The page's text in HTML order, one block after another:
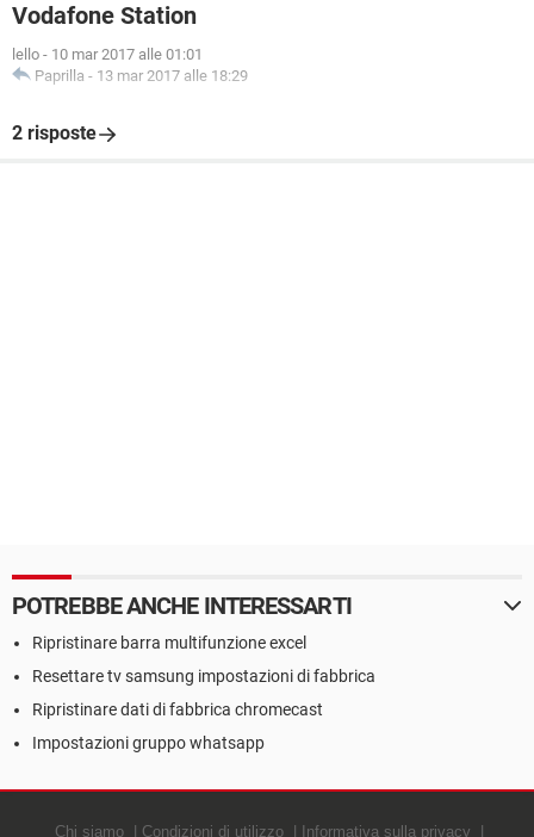
Vodafone Station
lello - 10 mar 2017 alle 01:01
Paprilla - 13 mar 2017 alle 18:29
2 risposte
POTREBBE ANCHE INTERESSARTI
Ripristinare barra multifunzione excel
Resettare tv samsung impostazioni di fabbrica
Ripristinare dati di fabbrica chromecast
Impostazioni gruppo whatsapp
Chi siamo Condizioni di utilizzo Informativa sulla privacy